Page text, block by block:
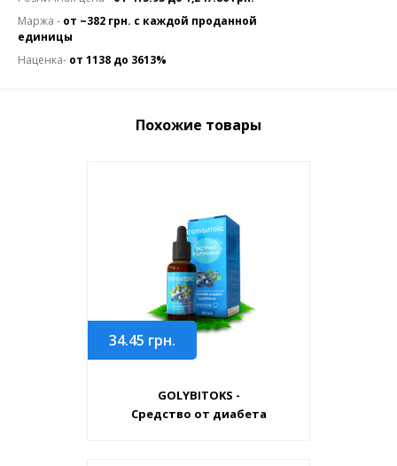
Маржа - от ~382 грн. с каждой проданной
единицы
Наценка- от 1138 до 3613%
Похожие товары
34.45 грн.
GOLYBITOKS -
Средство от диабета